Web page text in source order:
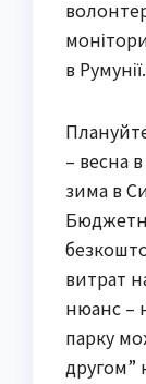
в Румунії.
– весна
зима в
витрат
нюанс –
парку
другом”